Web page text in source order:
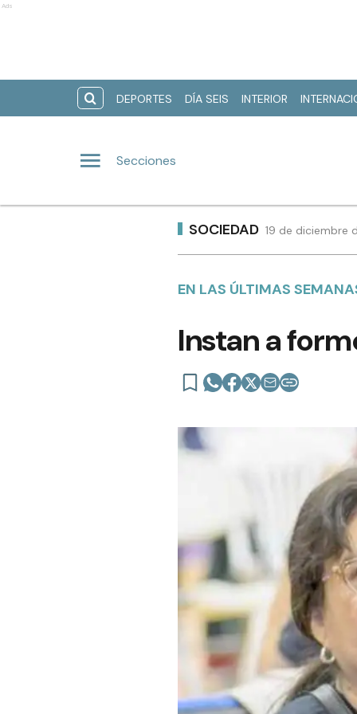
Ads
DEPORTES DÍA SEIS INTERIOR
Secciones
SOCIEDAD 19 de diciembre
EN LAS ÚLTIMAS
Instan a